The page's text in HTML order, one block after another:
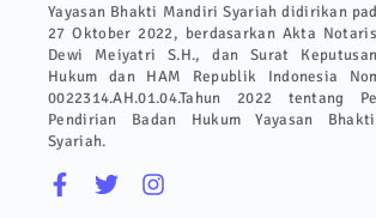
Yayasan Bhakti Mandiri Syariah didirikan
27 Oktober 2022, berdasarkan Akta
Dewi Meiyatri S.H., dan Surat
Hukum dan HAM Republik Indonesia
0022314.AH.01.04.Tahun 2022 tentang
Pendirian Badan Hukum Yayasan
Syariah.